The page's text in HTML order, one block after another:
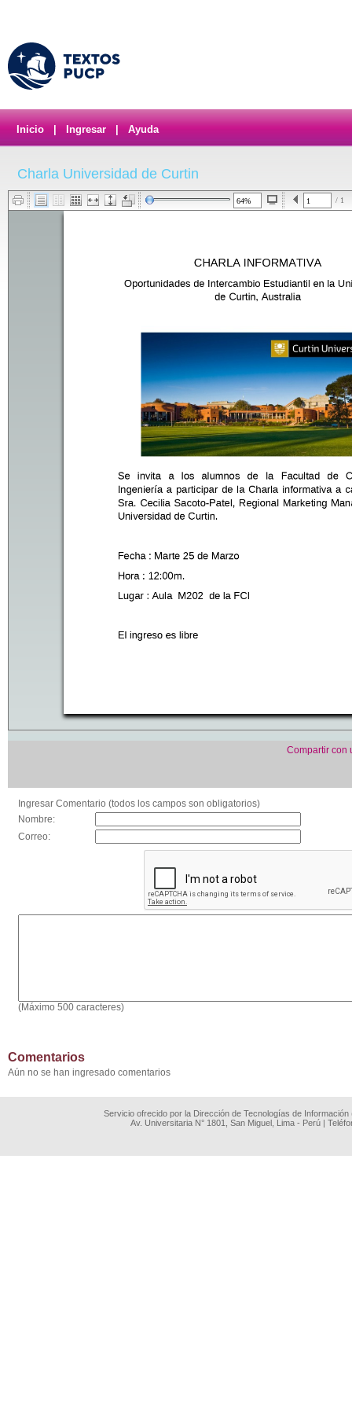
Inicio Ingresar Ayuda
Charla Universidad de Curtin
/ 1
Compartir con
Ingresar Comentario (todos los campos son obligatorios)
Nombre:
Correo:
(Máximo 500 caracteres)
Comentarios
Aún no se han ingresado comentarios
Servicio ofrecido por la Dirección de Tecnologías de
Av. Universitaria N° 1801, San Miguel, Lima - Perú |